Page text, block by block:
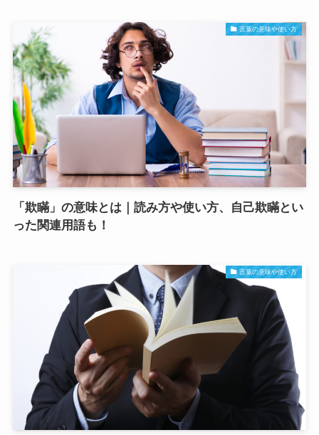
言葉の意味や使い方
「欺瞞」の意味とは｜読み方や使い方、自己欺瞞とい
った関連用語も！
言葉の意味や使い方